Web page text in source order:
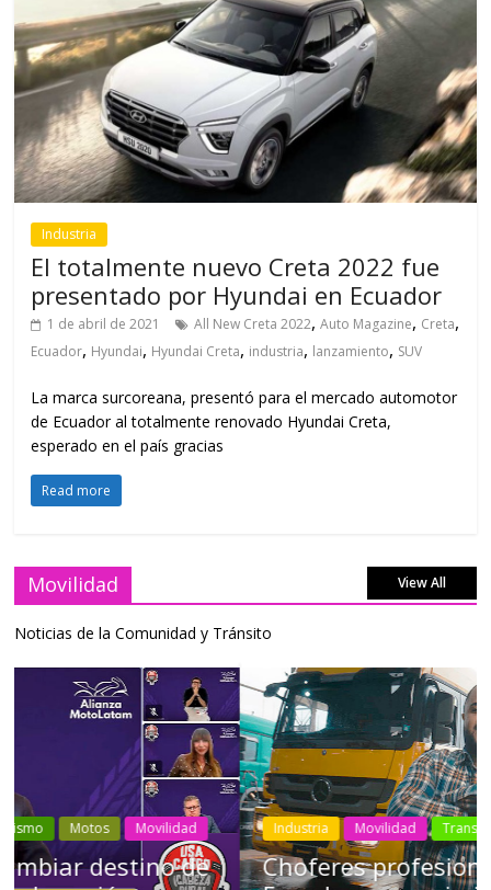
Industria
El totalmente nuevo Creta 2022 fue
presentado por Hyundai en Ecuador
1 de abril de 2021 All New Creta 2022,Auto Magazine, Creta,
Ecuador, Hyundai, Hyundai Creta, industria, lanzamiento, SUV
La marca surcoreana, presentó para el mercado automotor
de Ecuador al totalmente renovado Hyundai Creta,
esperado en el país gracias
Read more
Movilidad View All
Noticias de la Comunidad y Tránsito
Industria Movilidad Transporte Varios
Choferes profesionales mantienen a